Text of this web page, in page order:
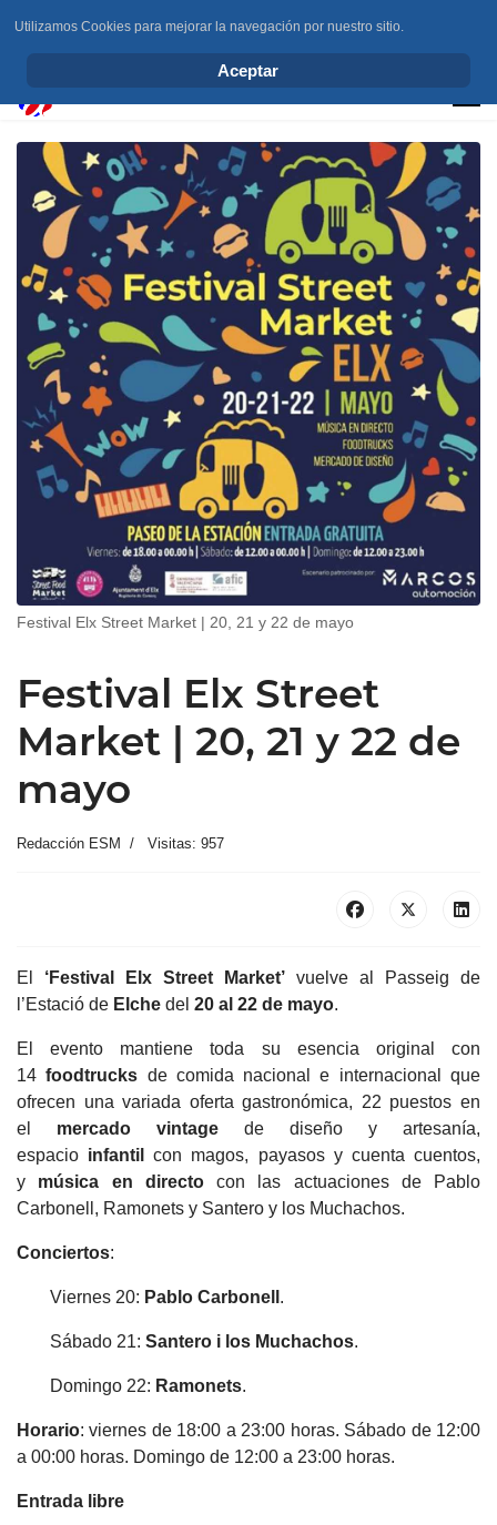
Festival Elx Street Market | 20, 21 y 22 de mayo
Festival Elx Street
Market | 20, 21 y 22 de
mayo
Redacción ESM Visitas: 957
El ‘Festival Elx Street Market’ vuelve al Passeig de
l’Estació de Elche del 20 al 22 de mayo.
El evento mantiene toda su esencia original con
14foodtrucks de comida nacional e internacional que
ofrecen una variada oferta gastronómica, 22 puestos en
el mercado vintage de diseño y artesanía,
espacio infantil
con magos, payasos y cuenta cuentos,
y música en directocon las actuaciones de Pablo
Carbonell, Ramonets y Santero y los Muchachos.
Conciertos:
Viernes 20: Pablo Carbonell .
Sábado 21: Santero i los Muchachos.
Domingo 22: Ramonets.
Horario: viernes de 18:00 a 23:00 horas. Sábado de 12:00
a 00:00 horas. Domingo de 12:00 a 23:00 horas.
Entrada libre
Utilizamos Cookies para mejorar la navegación por nuestro sitio.
Aceptar